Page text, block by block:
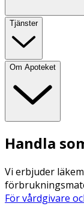
Tjänster
Om Apoteket
Handla
Vi erbjuder
För vårdgivare